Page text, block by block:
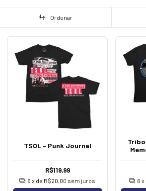
Ordenar
TSOL - Punk Journal
R$119,99
6 x de R$20,00 sem juros 6 x